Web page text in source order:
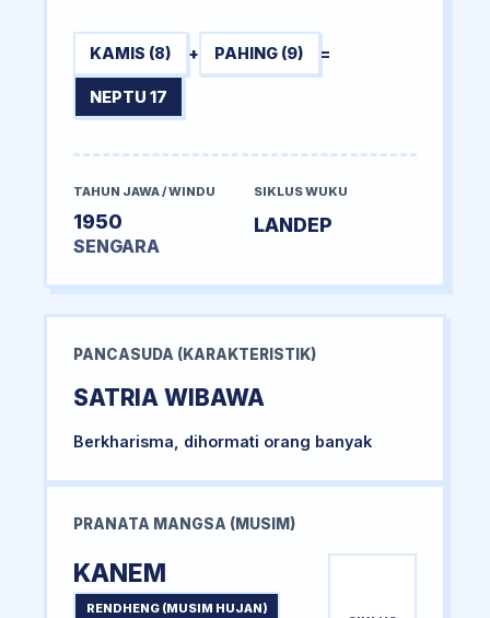
KAMIS (8) + PAHING (9) =
NEPTU 17
TAHUN JAWA / WINDU
1950
SENGARA
SIKLUS WUKU
LANDEP
PANCASUDA (KARAKTERISTIK)
SATRIA WIBAWA
Berkharisma, dihormati orang banyak
PRANATA MANGSA (MUSIM)
KANEM
RENDHENG (MUSIM HUJAN)